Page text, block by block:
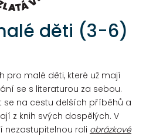
děti (3-6)
pro malé děti, které už mají
se s literaturou za sebou.
se na cestu delších příběhů a
z knih svých dospělých. V
nezastupitelnou roli obrázkové